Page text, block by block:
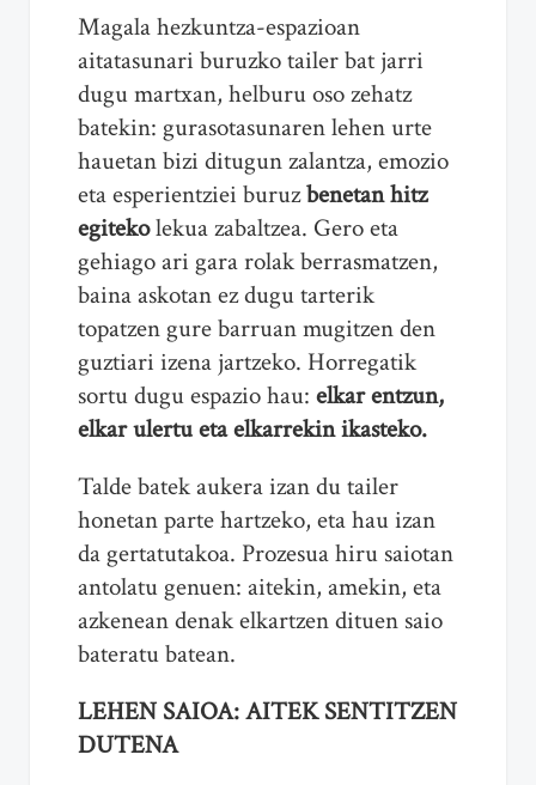
Magala hezkuntza-espazioan
aitatasunari buruzko tailer bat jarri
dugu martxan, helburu oso zehatz
batekin: gurasotasunaren lehen urte
hauetan bizi ditugun zalantza, emozio
eta esperientziei buruzbenetan hitz
egitekolekua zabaltzea. Gero eta
gehiago ari gara rolak berrasmatzen,
baina askotan ez dugu tarterik
topatzen gure barruan mugitzen den
guztiari izena jartzeko. Horregatik
sortu dugu espazio hau: elkar entzun,
elkar ulertu eta elkarrekin ikasteko.
Talde batek aukera izan du tailer
honetan parte hartzeko, eta hau izan
da gertatutakoa. Prozesua hiru saiotan
antolatu genuen: aitekin, amekin, eta
azkenean denak elkartzen dituen saio
bateratu batean.
LEHEN SAIOA: AITEK SENTITZEN
DUTENA